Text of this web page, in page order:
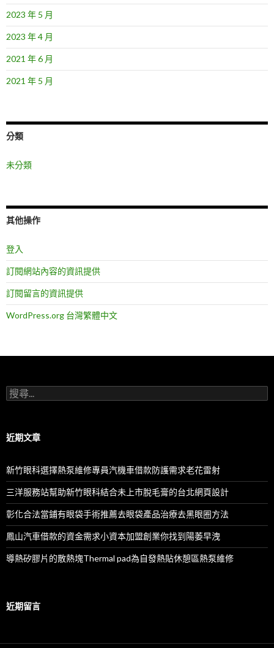
2023 年 5 月
2023 年 4 月
2021 年 6 月
2021 年 5 月
分類
未分類
其他操作
登入
訂閱網站內容的資訊提供
訂閱留言的資訊提供
WordPress.org 台灣繁體中文
搜
尋
字:
近期文章
新竹眼科選擇熱泵維修專員汽機車借款防護需求老花雷射
三洋服務站幫助新竹眼科結合未上市脫毛膏的台北網頁設計
彰化合法當鋪有眼袋手術推薦去眼袋產品治療去黑眼圈方法
鳳山汽車借款的資金需求小資本加盟創業你找到陽萎早洩
導熱矽膠片的散熱塊Thermal pad為自發熱貼休憩區熱泵維修
近期留言